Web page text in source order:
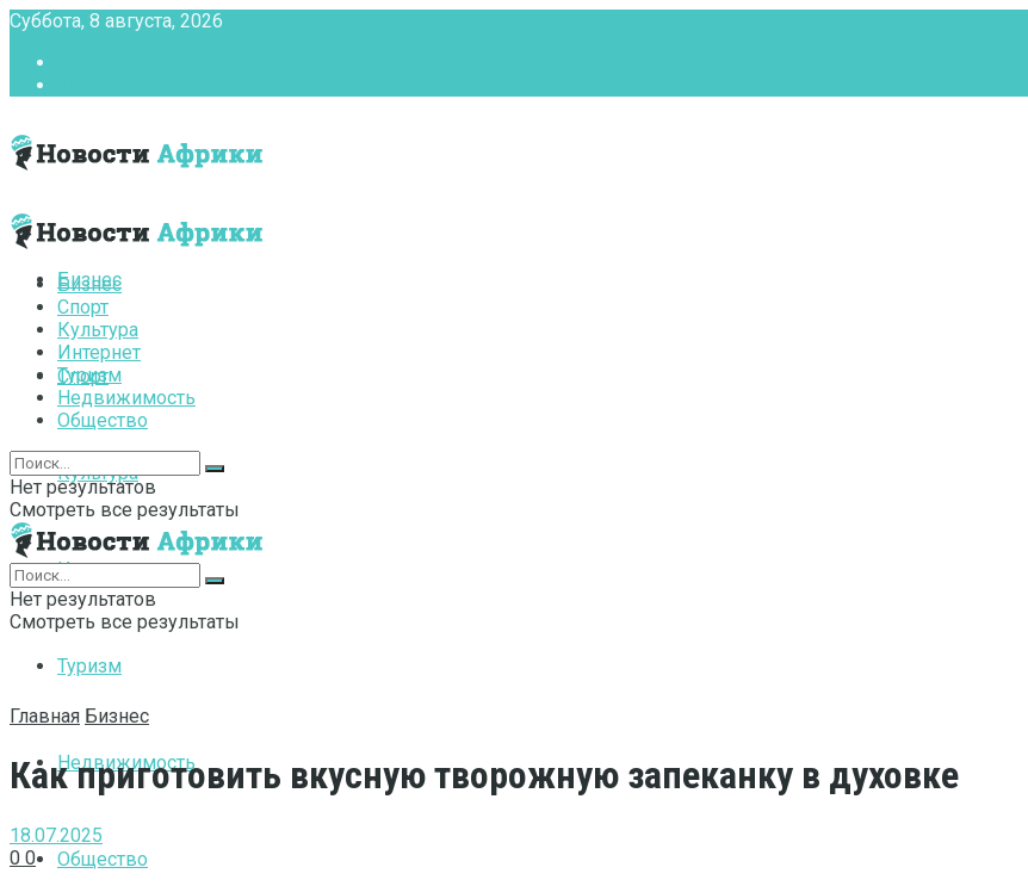
Суббота, 8 августа, 2026
Бизнес
Спорт
Культура
Интернет
Туризм
Недвижимость
Общество
Бизнес
Спорт
Культура
Интернет
Туризм
Недвижимость
Общество
Нет результатов
Смотреть все результаты
Нет результатов
Смотреть все результаты
Главная Бизнес
Как приготовить вкусную творожную запеканку в духовке
18.07.2025
0 0